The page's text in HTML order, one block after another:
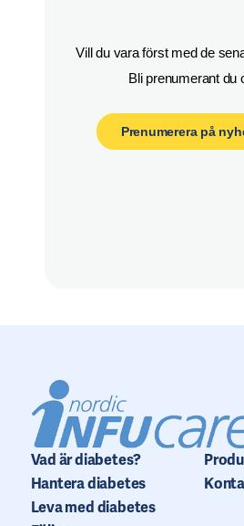
Vill du vara först med de
Bli prenumerant du
Prenumerera på
Vad är diabetes?
Hantera diabetes
Leva med diabetes